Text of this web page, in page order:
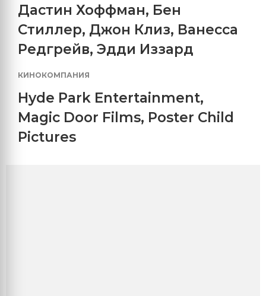
Дастин Хоффман, Бен
Стиллер, Джон Клиз, Ванесса
Редгрейв, Эдди Иззард
КИНОКОМПАНИЯ
Hyde Park Entertainment,
Magic Door Films, Poster Child
Pictures